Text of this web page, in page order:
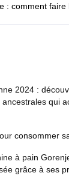
: comment faire
2024 :
qui
consommer
à pain
grâce à ses